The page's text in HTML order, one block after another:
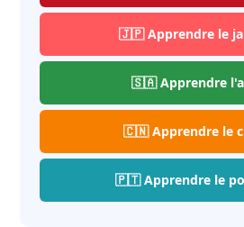
🇯🇵 Apprendre le
🇸🇦 Apprendre
🇨🇳 Apprendre le
🇵🇹 Apprendre le